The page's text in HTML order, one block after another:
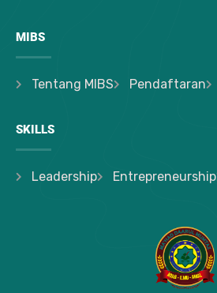
MIBS
Tentang MIBS Pendaftaran
SKILLS
Leadership Entrepreneurship